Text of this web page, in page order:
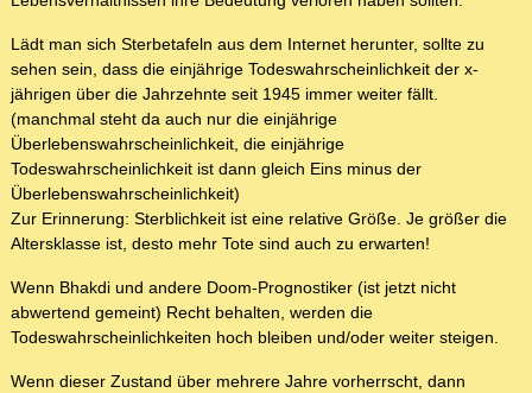
Lädt man sich Sterbetafeln aus dem Internet herunter, sollte zu
sehen sein, dass die einjährige Todeswahrscheinlichkeit der x-
jährigen über die Jahrzehnte seit 1945 immer weiter fällt.
(manchmal steht da auch nur die einjährige
Überlebenswahrscheinlichkeit, die einjährige
Todeswahrscheinlichkeit ist dann gleich Eins minus der
Überlebenswahrscheinlichkeit)
Zur Erinnerung: Sterblichkeit ist eine relative Größe. Je größer die
Altersklasse ist, desto mehr Tote sind auch zu erwarten!
Wenn Bhakdi und andere Doom-Prognostiker (ist jetzt nicht
abwertend gemeint) Recht behalten, werden die
Todeswahrscheinlichkeiten hoch bleiben und/oder weiter steigen.
Wenn dieser Zustand über mehrere Jahre vorherrscht, dann